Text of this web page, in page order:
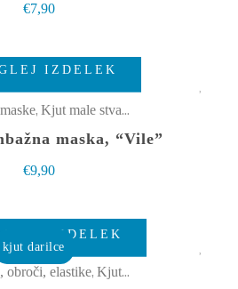
€7,90
IZDELEK
Ta
več
na
, Kjut male stvarce
maska, “Vile”
€9,90
kjut darilce
IZDELEK
obroči, elastike, Kjut male stvarce